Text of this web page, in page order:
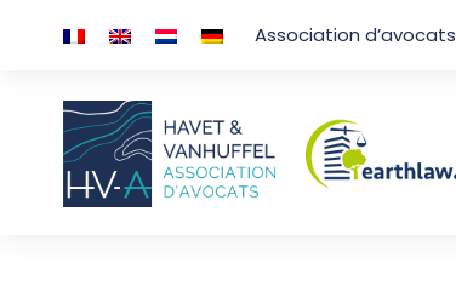
Association d’avocats